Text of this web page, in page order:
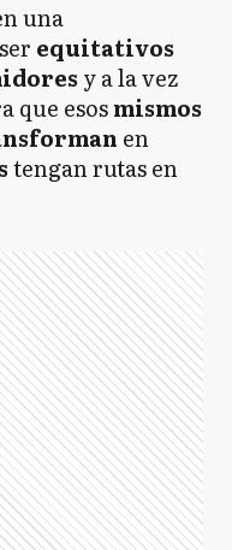
una
equitativos
y a la vez
que esosmismos
en
tengan rutas en